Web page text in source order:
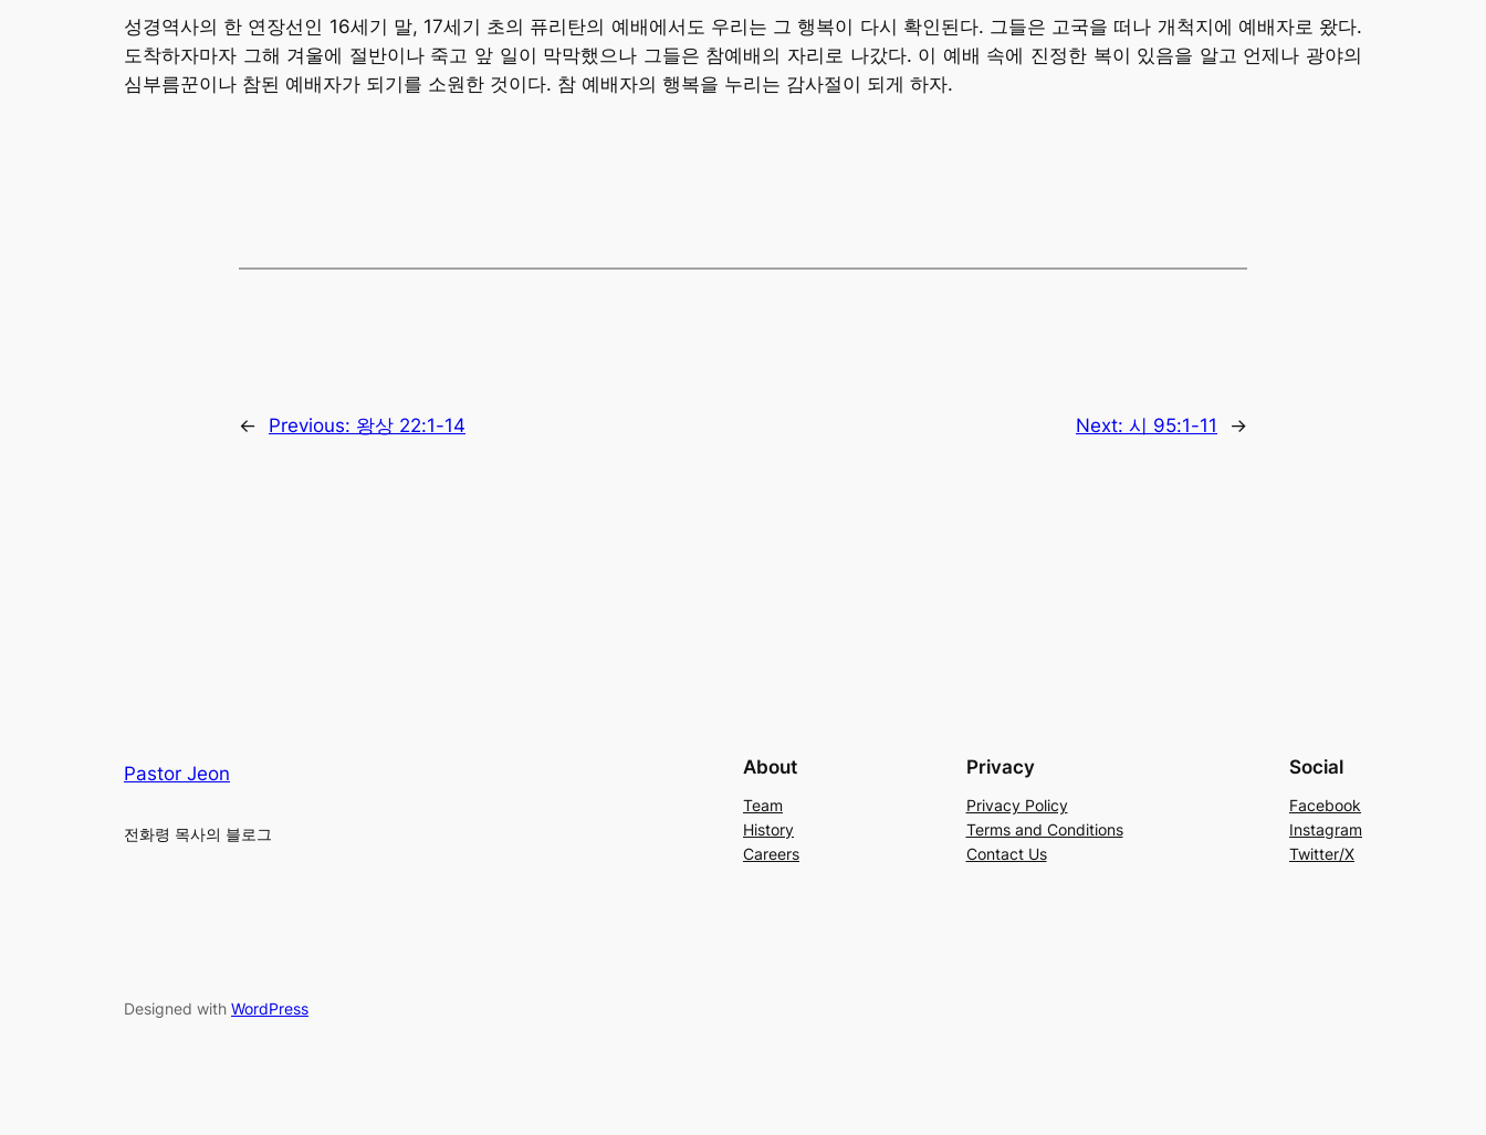
성경역사의 한 연장선인 16세기 말, 17세기 초의 퓨리탄의 예배에서도 우리는 그 행복이 다시 확인된다. 그들은 고국을 떠나 개척지에 예배자로 왔다.
도착하자마자 그해 겨울에 절반이나 죽고 앞 일이 막막했으나 그들은 참예배의 자리로 나갔다. 이 예배 속에 진정한 복이 있음을 알고 언제나 광야의
심부름꾼이나 참된 예배자가 되기를 소원한 것이다. 참 예배자의 행복을 누리는 감사절이 되게 하자.
← Previous: 왕상 22:1-14 Next: 시 95:1-11 →
Pastor Jeon
전화령 목사의 블로그
About
Team
History
Careers
Privacy
Privacy Policy
Terms and Conditions
Contact Us
Social
Facebook
Instagram
Twitter/X
Designed with WordPress